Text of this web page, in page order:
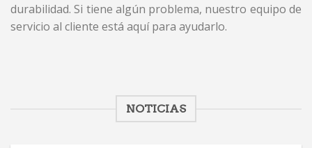
durabilidad. Si tiene algún problema, nuestro equipo de
servicio al cliente está aquí para ayudarlo.
NOTICIAS